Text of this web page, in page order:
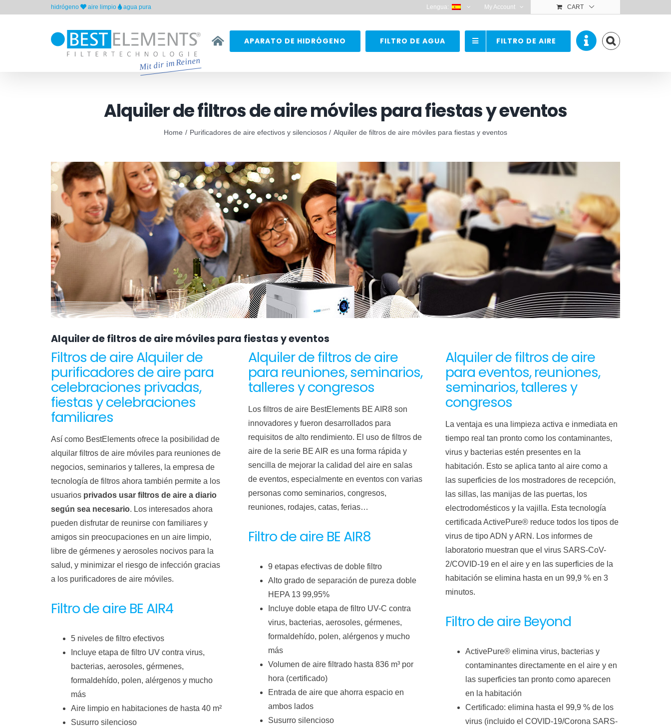
hidrógeno aire limpio agua pura Lengua: My Account CART
APARATO DE HIDRÓGENO FILTRO DE AGUA FILTRO DE AIRE
Alquiler de filtros de aire móviles para fiestas y eventos
Home Purificadores de aire efectivos y silenciosos Alquiler de filtros de aire móviles para fiestas y eventos
Alquiler de filtros de aire móviles para fiestas y eventos
Filtros de aire Alquiler de
purificadores de aire para
celebraciones privadas,
fiestas y celebraciones
familiares
Así como BestElements ofrece la posibilidad de
alquilar filtros de aire móviles para reuniones de
negocios, seminarios y talleres, la empresa de
tecnología de filtros ahora también permite a los
usuarios privados usar filtros de aire a diario
según sea necesario. Los interesados ​​ahora
pueden disfrutar de reunirse con familiares y
amigos sin preocupaciones en un aire limpio,
libre de gérmenes y aerosoles nocivos para la
salud, y minimizar el riesgo de infección gracias
a los purificadores de aire móviles.
Filtro de aire BE AIR4
5 niveles de filtro efectivos
Incluye etapa de filtro UV contra virus,
bacterias, aerosoles, gérmenes,
formaldehído, polen, alérgenos y mucho
más
Aire limpio en habitaciones de hasta 40 m²
Susurro silencioso
Alquiler de filtros de aire
para reuniones, seminarios,
talleres y congresos
Los filtros de aire BestElements BE AIR8 son
innovadores y fueron desarrollados para
requisitos de alto rendimiento. El uso de filtros de
aire de la serie BE AIR es una forma rápida y
sencilla de mejorar la calidad del aire en salas
de eventos, especialmente en eventos con varias
personas como seminarios, congresos,
reuniones, rodajes, catas, ferias…
Filtro de aire BE AIR8
9 etapas efectivas de doble filtro
Alto grado de separación de pureza doble
HEPA 13 99,95%
Incluye doble etapa de filtro UV-C contra
virus, bacterias, aerosoles, gérmenes,
formaldehído, polen, alérgenos y mucho
más
Volumen de aire filtrado hasta 836 m³ por
hora (certificado)
Entrada de aire que ahorra espacio en
ambos lados
Susurro silencioso
Alquiler de filtros de aire
para eventos, reuniones,
seminarios, talleres y
congresos
La ventaja es una limpieza activa e inmediata en
tiempo real tan pronto como los contaminantes,
virus y bacterias estén presentes en la
habitación. Esto se aplica tanto al aire como a
las superficies de los mostradores de recepción,
las sillas, las manijas de las puertas, los
electrodomésticos y la vajilla. Esta tecnología
certificada ActivePure® reduce todos los tipos de
virus de tipo ADN y ARN. Los informes de
laboratorio muestran que el virus SARS-CoV-
2/COVID-19 en el aire y en las superficies de la
habitación se elimina hasta en un 99,9 % en 3
minutos.
Filtro de aire Beyond
ActivePure® elimina virus, bacterias y
contaminantes directamente en el aire y en
las superficies tan pronto como aparecen
en la habitación
Certificado: elimina hasta el 99,9 % de los
virus (incluido el COVID-19/Corona SARS-